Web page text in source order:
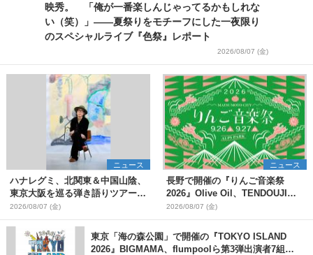
映秀。 「俺が一番楽しんじゃってるかもしれな
い（笑）」――夏祭りをモチーフにした一夜限り
のスペシャルライブ『色祭』レポート
2026/08/07 (金)
ニュース
ハナレグミ、北関東＆中国山陰、
東京大阪を巡る弾き語りツアー10
月より開催決定
2026/08/07 (金)
ニュース
長野で開催の『りんご音楽祭
2026』Olive Oil、TENDOUJIら
第11弾出演アーティスト（16組）
を発表
2026/08/07 (金)
東京「海の森公園」で開催の『TOKYO ISLAND
2026』BIGMAMA、flumpoolら第3弾出演者7組を